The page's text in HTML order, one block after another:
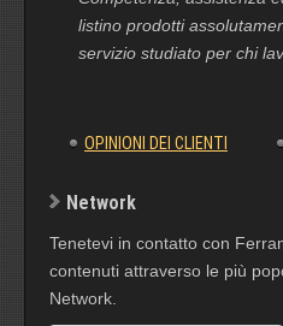
listino prodotti
servizio studiato per chi
OPINIONI DEI CLIENTI
Network
Tenetevi in contatto con
contenuti attraverso le più
Network.